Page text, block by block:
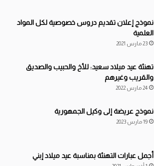
نموذج إعلان تقديم دروس خصوصية لكل المواد
العلمية
23 مارس 2021
تهنئة عيد ميلاد سعيد: للأخ والحبيب والصديق
والقريب وغيرهم
24 مارس 2022
نموذج عريضة إلى وكيل الجمهورية
19 مارس 2023
أجمل عبارات التهنئة بمناسبة عيد ميلاد إبني